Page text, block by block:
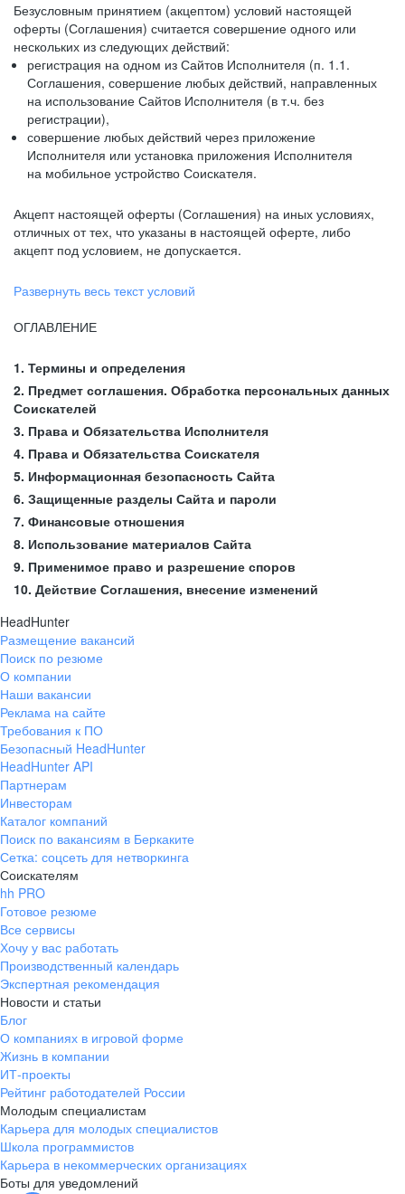
Безусловным принятием (акцептом) условий настоящей
оферты (Соглашения) считается совершение одного или
нескольких из следующих действий:
регистрация на одном из Сайтов Исполнителя (п. 1.1.
Соглашения, совершение любых действий, направленных
на использование Сайтов Исполнителя (в т.ч. без
регистрации),
совершение любых действий через приложение
Исполнителя или установка приложения Исполнителя
на мобильное устройство Соискателя.
Акцепт настоящей оферты (Соглашения) на иных условиях,
отличных от тех, что указаны в настоящей оферте, либо
акцепт под условием, не допускается.
Развернуть весь текст условий
ОГЛАВЛЕНИЕ
1. Термины и определения
2. Предмет соглашения. Обработка персональных данных
Соискателей
3. Права и Обязательства Исполнителя
4. Права и Обязательства Соискателя
5. Информационная безопасность Сайта
6. Защищенные разделы Сайта и пароли
7. Финансовые отношения
8. Использование материалов Сайта
9. Применимое право и разрешение споров
10. Действие Соглашения, внесение изменений
HeadHunter
Размещение вакансий
Поиск по резюме
О компании
Наши вакансии
Реклама на сайте
Требования к ПО
Безопасный HeadHunter
HeadHunter API
Партнерам
Инвесторам
Каталог компаний
Поиск по вакансиям в Беркаките
Сетка: соцсеть для нетворкинга
Соискателям
hh PRO
Готовое резюме
Все сервисы
Хочу у вас работать
Производственный календарь
Экспертная рекомендация
Новости и статьи
Блог
О компаниях в игровой форме
Жизнь в компании
ИТ-проекты
Рейтинг работодателей России
Молодым специалистам
Карьера для молодых специалистов
Школа программистов
Карьера в некоммерческих организациях
Боты для уведомлений